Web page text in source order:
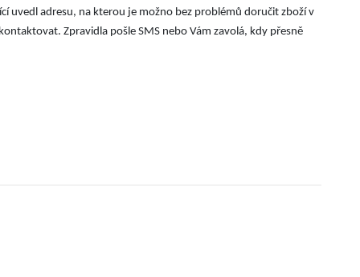
uvedl adresu, na kterou je možno bez problémů doručit zboží v
Zpravidla pošle SMS nebo Vám zavolá, kdy přesně